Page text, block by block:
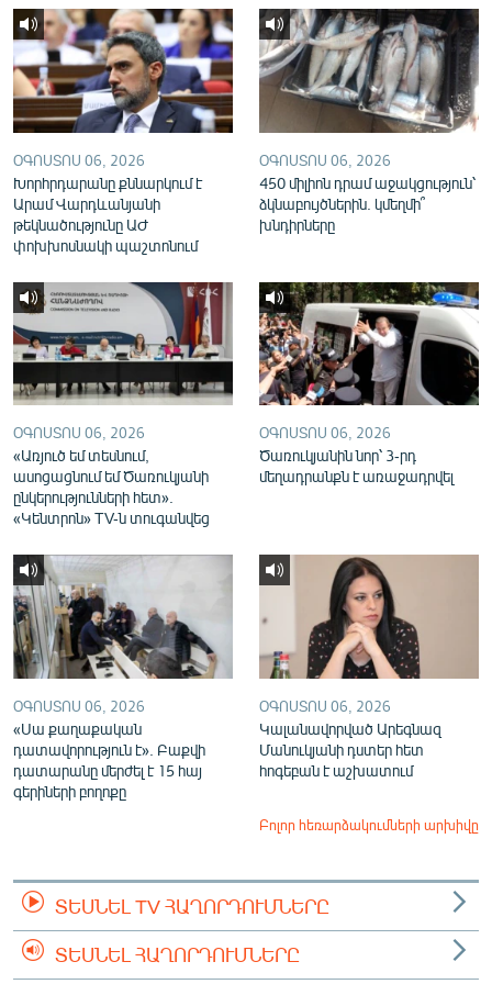
English
Русский
ՀԵՏԵՎԵՔ ՄԵԶ
ՕԳՈՍՏՈՍ 06, 2026
Խորհրդարանը քննարկում է
Արամ Վարդևանյանի
թեկնածությունը ԱԺ
փոխխոսնակի պաշտոնում
ՕԳՈՍՏՈՍ 06, 2026
450 միլիոն դրամ աջակցություն՝
ձկնաբույծներին. կմեղմի՞
խնդիրները
ՕԳՈՍՏՈՍ 06, 2026
«Առյուծ եմ տեսնում,
ասոցացնում եմ Ծառուկյանի
ընկերությունների հետ».
«Կենտրոն» TV-ն տուգանվեց
ՕԳՈՍՏՈՍ 06, 2026
Ծառուկյանին նոր՝ 3-րդ
մեղադրանքն է առաջադրվել
ՕԳՈՍՏՈՍ 06, 2026
«Սա քաղաքական
դատավորություն է». Բաքվի
դատարանը մերժել է 15 հայ
գերիների բողոքը
ՕԳՈՍՏՈՍ 06, 2026
Կալանավորված Արեգնազ
Մանուկյանի դստեր հետ
հոգեբան է աշխատում
Բոլոր հեռարձակումների արխիվը
ՏԵՍՆԵԼ TV ՀԱՂՈՐԴՈՒՄՆԵՐԸ
ՏԵՍՆԵԼ ՀԱՂՈՐԴՈՒՄՆԵՐԸ